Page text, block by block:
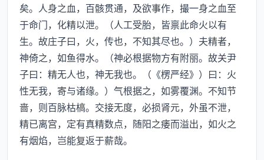
矣。人身之血，百骸贯通，及欲事作，撮一身之血至
于命门，化精以泄。（人工受胎，皆禀此命火以有
生。故庄子曰，火，传也，不知其尽也。）夫精者，
神倚之，如鱼得水。（神必根据物方有附丽。故关尹
子曰：精无人也，神无我也。（《楞严经》）曰：火
性无我，寄与诸缘。）气根据之，如雾覆渊。不知节
啬，则百脉枯槁。交接无度，必损肾元，外虽不泄，
精已离宫，定有真精数点，随阳之痿而溢出，如火之
有烟焰，岂能复返于薪哉。